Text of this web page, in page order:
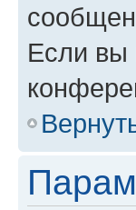
Если вы